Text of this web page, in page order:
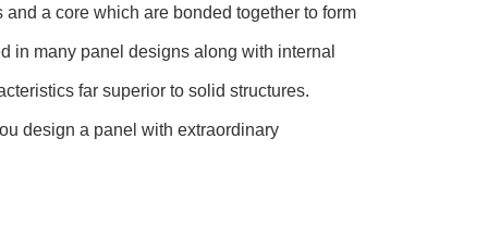
a core which are bonded together to form
in many panel designs along with internal
far superior to solid structures.
design a panel with extraordinary